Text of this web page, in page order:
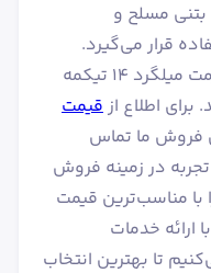
مسلح و
قرار می‌گیرد.
با توجه به نوسانات بازار فولاد، قیمت میلگرد ۱۴ تیکمه
اطلاع ازقیمت
فروش ما تماس
در زمینه فروش
با مناسب‌ترین قیمت
ارائه خدمات
تا بهترین انتخاب